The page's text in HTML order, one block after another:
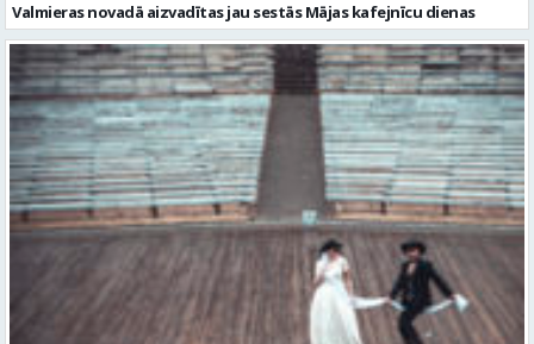
Valmieras novadā aizvadītas jau sestās Mājas kafejnīcu dienas